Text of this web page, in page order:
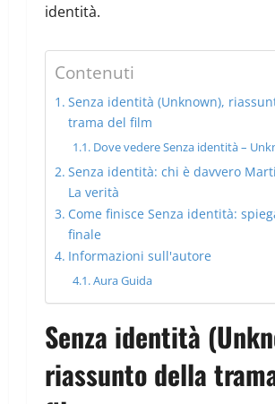
identità.
Contenuti
Senza identità (Unknown),
trama del film
Dove vedere Senza identità –
Senza identità: chi è davvero
La verità
Come finisce Senza identità:
finale
Informazioni sull'autore
Aura Guida
Senza identità
riassunto della